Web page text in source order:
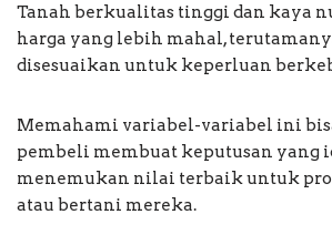
Tanah berkualitas tinggi dan kaya
harga yang lebih mahal,
disesuaikan untuk keperluan
Memahami variabel-variabel ini
pembeli membuat keputusan yang
menemukan nilai terbaik untuk
atau bertani mereka.